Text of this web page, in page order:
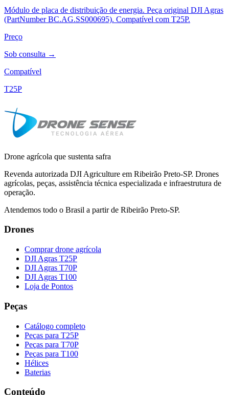
Módulo de placa de distribuição de energia. Peça original DJI Agras
(PartNumber BC.AG.SS000695). Compatível com T25P.
Preço
Sob consulta →
Compatível
T25P
Drone agrícola que sustenta safra
Revenda autorizada DJI Agriculture em Ribeirão Preto-SP. Drones
agrícolas, peças, assistência técnica especializada e infraestrutura de
operação.
Atendemos todo o Brasil a partir de Ribeirão Preto-SP.
Drones
Comprar drone agrícola
DJI Agras T25P
DJI Agras T70P
DJI Agras T100
Loja de Pontos
Peças
Catálogo completo
Peças para T25P
Peças para T70P
Peças para T100
Hélices
Baterias
Conteúdo